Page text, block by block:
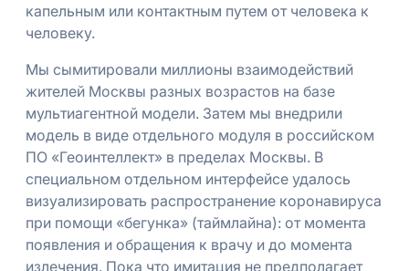
капельным или контактным путем от человека к
человеку.
Мы сымитировали миллионы взаимодействий
жителей Москвы разных возрастов на базе
мультиагентной модели. Затем мы внедрили
модель в виде отдельного модуля в российском
ПО «Геоинтеллект» в пределах Москвы. В
специальном отдельном интерфейсе удалось
визуализировать распространение коронавируса
при помощи «бегунка» (таймлайна): от момента
появления и обращения к врачу и до момента
излечения. Пока что имитация не предполагает